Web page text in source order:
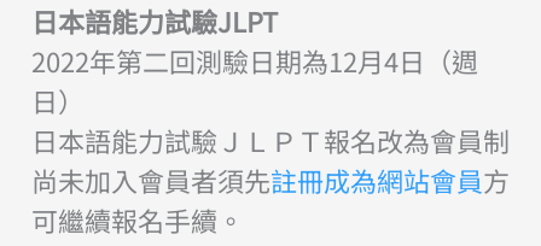
日本語能力試驗JLPT
2022年第二回測驗日期為12月4日（週
日）
日本語能力試驗ＪＬＰＴ報名改為會員制
尚未加入會員者須先註冊成為網站會員方
可繼續報名手續。